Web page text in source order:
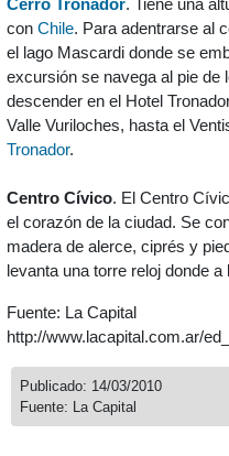
Cerro Tronador. Tiene una
con Chile. Para adentrarse al
el lago Mascardi donde se
excursión se navega al pie de
descender en el Hotel
Valle Vuriloches, hasta el
Tronador.
Centro Cívico. El Centro
el corazón de la ciudad. Se
madera de alerce, ciprés y
levanta una torre reloj donde
Fuente: La Capital
http://www.lacapital.com.ar/
Publicado: 14/03/2010
Fuente: La Capital